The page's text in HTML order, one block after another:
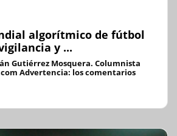
algorítmico de fútbol
y ...
Gutiérrez Mosquera. Columnista
Advertencia: los comentarios